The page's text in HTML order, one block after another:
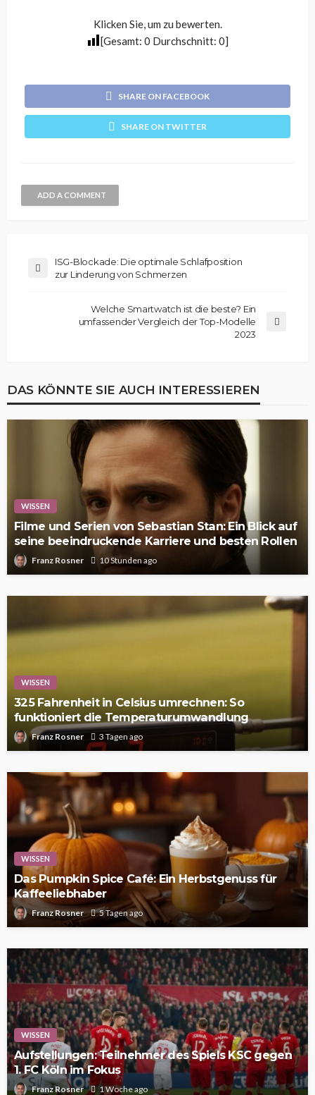
Klicken Sie, um zu bewerten.
[Gesamt: 0 Durchschnitt: 0]
SHARE ON FACEBOOK
SHARE ON TWITTER
ADD A COMMENT
ISG-Blockade: Die optimale Schlafposition
zur Linderung von Schmerzen
Welche Smartwatch ist die beste? Ein
umfassender Vergleich der Top-Modelle
2023
DAS KÖNNTE SIE AUCH INTERESSIEREN
WISSEN
Filme und Serien von Sebastian Stan: Ein Blick auf
seine beeindruckende Karriere und besten Rollen
Franz Rosner 10 Stunden ago
WISSEN
325 Fahrenheit in Celsius umrechnen: So
funktioniert die Temperaturumwandlung
Franz Rosner 3 Tagen ago
WISSEN
Das Pumpkin Spice Café: Ein Herbstgenuss für
Kaffeeliebhaber
Franz Rosner 5 Tagen ago
WISSEN
Aufstellungen: Teilnehmer des Spiels KSC gegen
1. FC Köln im Fokus
Franz Rosner 1 Woche ago